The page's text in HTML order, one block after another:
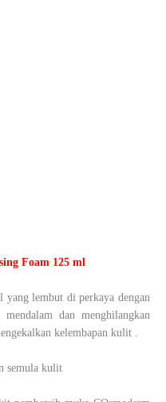
Foam 125 ml
yang lembut di perkaya dengan
dan menghilangkan
kelembapan kulit .
semula kulit